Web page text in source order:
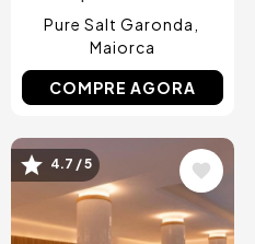
Pure Salt Garonda
Maiorca
COMPRE AGORA
Imagem
4.7 / 5